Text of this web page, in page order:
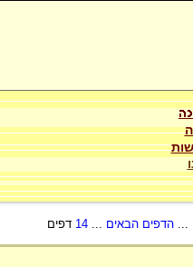
...הדפים הבאים ...
14 דפים